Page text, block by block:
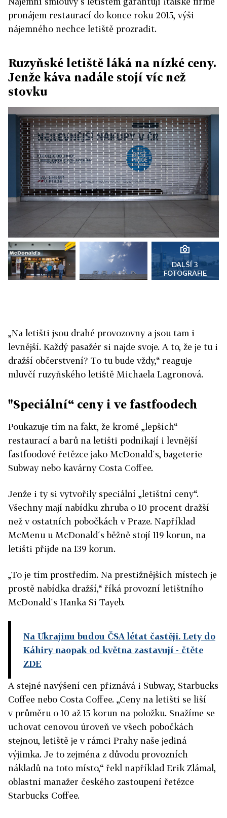
pronájem restaurací do konce roku 2015, výši
nájemného nechce letiště prozradit.
Ruzyňské letiště láká na nízké ceny.
Jenže káva nadále stojí víc než
stovku
DALŠÍ 3
FOTOGRAFIE
„Na letišti jsou drahé provozovny a jsou tam i
levnější. Každý pasažér si najde svoje. A to, že je tu i
dražší občerstvení? To tu bude vždy,“ reaguje
mluvčí ruzyňského letiště Michaela Lagronová.
"Speciální“ ceny i ve fastfoodech
Poukazuje tím na fakt, že kromě „lepších“
restaurací a barů na letišti podnikají i levnější
fastfoodové řetězce jako McDonald´s, bageterie
Subway nebo kavárny Costa Coffee.
Jenže i ty si vytvořily speciální „letištní ceny“.
Všechny mají nabídku zhruba o 10 procent dražší
než v ostatních pobočkách v Praze. Například
McMenu u McDonald´s běžně stojí 119 korun, na
letišti přijde na 139 korun.
„To je tím prostředím. Na prestižnějších místech je
prostě nabídka dražší,“ říká provozní letištního
McDonald´s Hanka Si Tayeb.
Na Ukrajinu budou ČSA létat častěji. Lety do
Káhiry naopak od května zastavují - čtěte
ZDE
A stejné navýšení cen přiznává i Subway, Starbucks
Coffee nebo Costa Coffee. „Ceny na letišti se liší
v průměru o 10 až 15 korun na položku. Snažíme se
uchovat cenovou úroveň ve všech pobočkách
stejnou, letiště je v rámci Prahy naše jediná
výjimka. Je to zejména z důvodu provozních
nákladů na toto místo,“ řekl například Erik Zlámal,
oblastní manažer českého zastoupení řetězce
Starbucks Coffee.